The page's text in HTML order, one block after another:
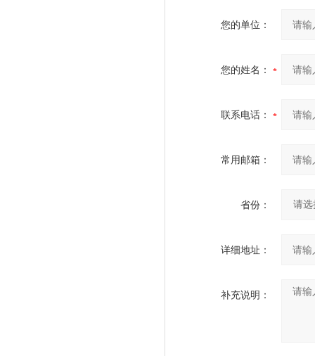
您的单位：
您的姓名：
联系电话：
常用邮箱：
省份：
详细地址：
补充说明：